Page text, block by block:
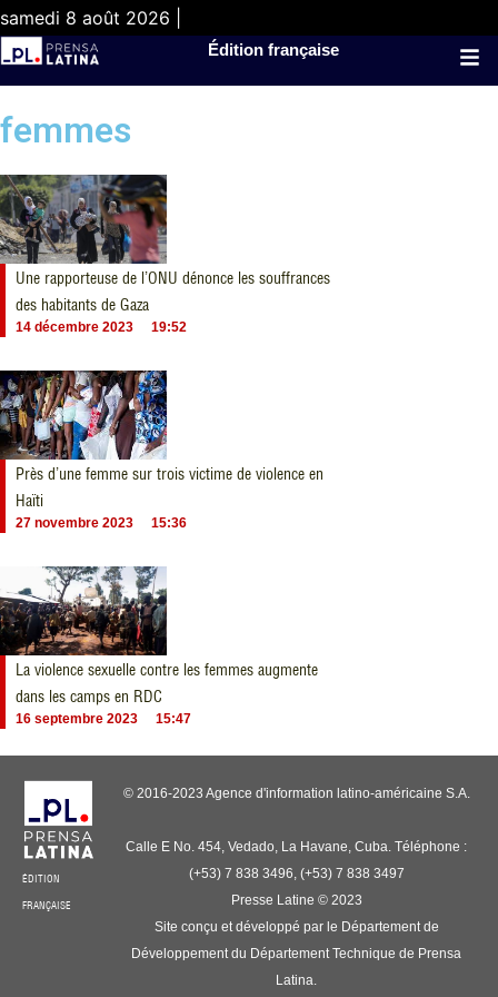
samedi 8 août 2026 |
Édition française
femmes
Une rapporteuse de l’ONU dénonce les souffrances
des habitants de Gaza
14 décembre 2023 19:52
Près d’une femme sur trois victime de violence en
Haïti
27 novembre 2023 15:36
La violence sexuelle contre les femmes augmente
dans les camps en RDC
16 septembre 2023 15:47
ÉDITION
FRANÇAISE
© 2016-2023 Agence d'information latino-américaine S.A.
Calle E No. 454, Vedado, La Havane, Cuba. Téléphone :
(+53) 7 838 3496, (+53) 7 838 3497
Presse Latine © 2023
Site conçu et développé par le Département de
Développement du Département Technique de Prensa
Latina.